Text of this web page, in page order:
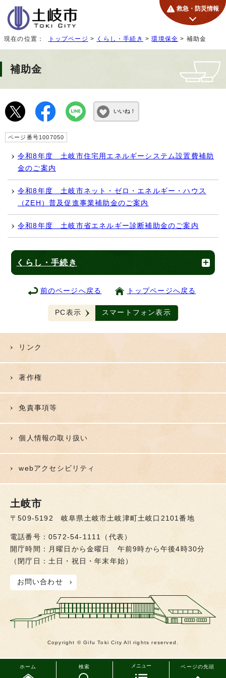
救急・防災情報
現在の位置： トップページ > くらし・手続き >環境保全 > 補助金
補助金
いいね！
ページ番号1007050
令和8年度 土岐市住宅用エネルギーシステム設置費補助
金のご案内
令和8年度 土岐市ネット・ゼロ・エネルギー・ハウス
（ZEH）普及促進事業補助金のご案内
令和8年度 土岐市省エネルギー診断補助金のご案内
くらし・手続き
前のページへ戻る トップページへ戻る
PC表示 スマートフォン表示
ホーム 検索 メニュー ページの先頭
リンク
著作権
免責事項等
個人情報の取り扱い
webアクセシビリティ
土岐市
〒509-5192 岐阜県土岐市土岐津町土岐口2101番地
電話番号：0572-54-1111（代表）
開庁時間：月曜日から金曜日 午前9時から午後4時30分
（閉庁日：土日・祝日・年末年始）
お問い合わせ
Copyright © Gifu Toki City All rights reserved.